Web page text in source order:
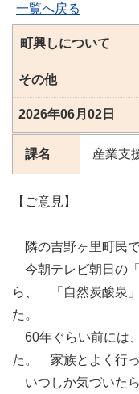
一覧へ戻る
町興しについて
その他
2026年06月02日
課名 産業支
【ご意見】
隣の吉野ヶ里町民で
今朝テレビ朝日の
ら、 「自然炭酸泉
た。
60年ぐらい前には
た。 家族とよく行っ
いつしか気づいた